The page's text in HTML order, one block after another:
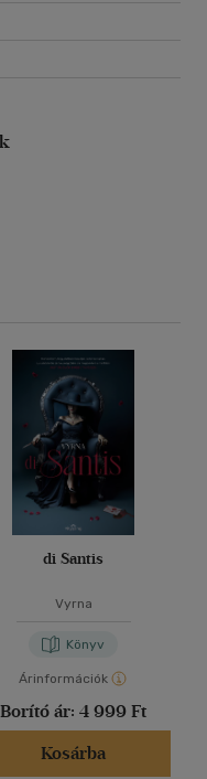
di Santis
Vyrna
Könyv
Árinformációk
Borító ár: 4 999 Ft
Kosárba